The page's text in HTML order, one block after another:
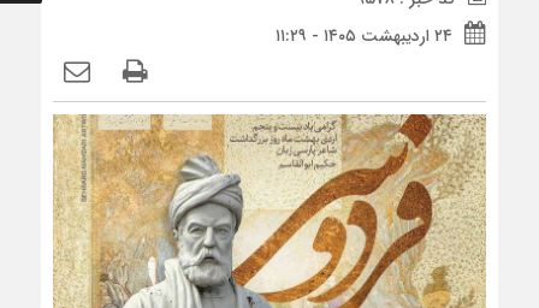
۲۴ اردیبهشت ۱۴۰۵ - ۱۱:۲۹